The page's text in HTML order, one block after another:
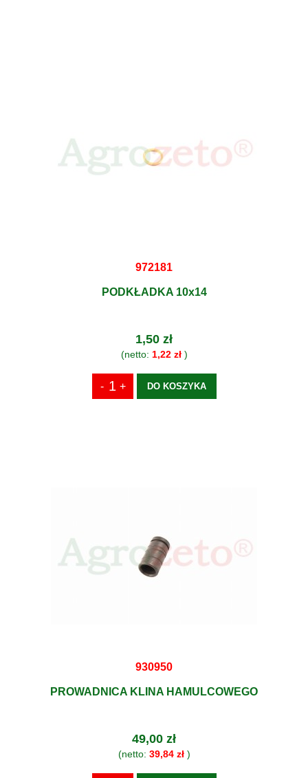
972181
PODKŁADKA 10x14
1,50 zł
(netto: 1,22 zł)
DO KOSZYKA
930950
PROWADNICA KLINA HAMULCOWEGO
49,00 zł
(netto: 39,84 zł)